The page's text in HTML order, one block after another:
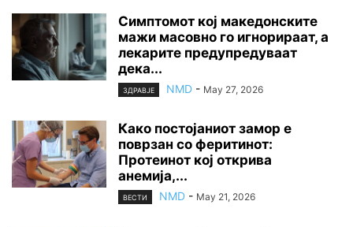
Симптомот кој македонските
мажи масовно го игнорираат, а
лекарите предупредуваат
дека...
ЗДРАВЈЕ NMD - May 27, 2026
Како постојаниот замор е
поврзан со феритинот:
Протеинот кој открива
анемија,...
ВЕСТИ NMD - May 21, 2026